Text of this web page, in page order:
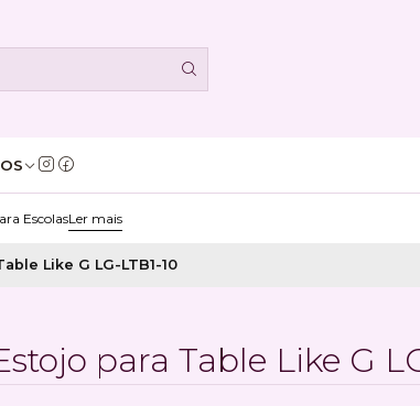
EscolasLer mais
Like G LG-LTB1-10
para Table Like G